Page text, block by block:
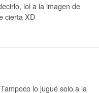
lol a la imagen de
cierta XD
lo jugué solo a la